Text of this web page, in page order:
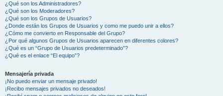
¿Qué son los Administradores?
¿Qué son los Moderadores?
¿Qué son los Grupos de Usuarios?
¿Donde están los Grupos de Usuarios y como me puedo unir a ellos?
¿Cómo me convierto en Responsable del Grupo?
¿Por qué algunos Grupos de Usuarios aparecen en diferentes colores?
¿Qué es un “Grupo de Usuarios predeterminado”?
¿Qué es el enlace “El equipo”?
Mensajería privada
¡No puedo enviar un mensaje privado!
¡Recibo mensajes privados no deseados!